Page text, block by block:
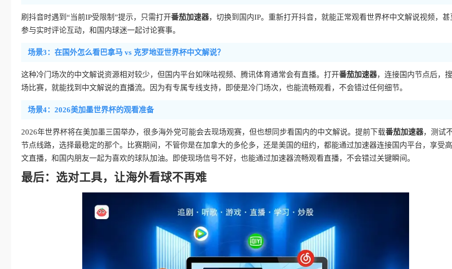
刷抖音时遇到“当前IP受限制”提示，只需打开番茄加速器，切换到国内IP。重新打开抖音，就能正常观看世界杯中文解说视频，甚
参与实时评论互动，和国内球迷一起讨论赛事。
场景3：在国外怎么看巴拿马 vs 克罗地亚世界杯中文解说？
这种冷门场次的中文解说资源相对较少，但国内平台如咪咕视频、腾讯体育通常会有直播。打开番茄加速器，连接国内节点后，
场比赛，就能找到中文解说的直播流。因为有专属专线支持，即使是冷门场次，也能流畅观看，不会错过任何细节。
场景4：2026美加墨世界杯的观看准备
2026年世界杯将在美加墨三国举办，很多海外党可能会去现场观赛，但也想同步看国内的中文解说。提前下载番茄加速器，测试
节点线路，选择最稳定的那个。比赛期间，不管你是在加拿大的多伦多，还是美国的纽约，都能通过加速器连接国内平台，享受
文直播，和国内朋友一起为喜欢的球队加油。即使现场信号不好，也能通过加速器流畅观看直播，不会错过关键瞬间。
最后：选对工具，让海外看球不再难